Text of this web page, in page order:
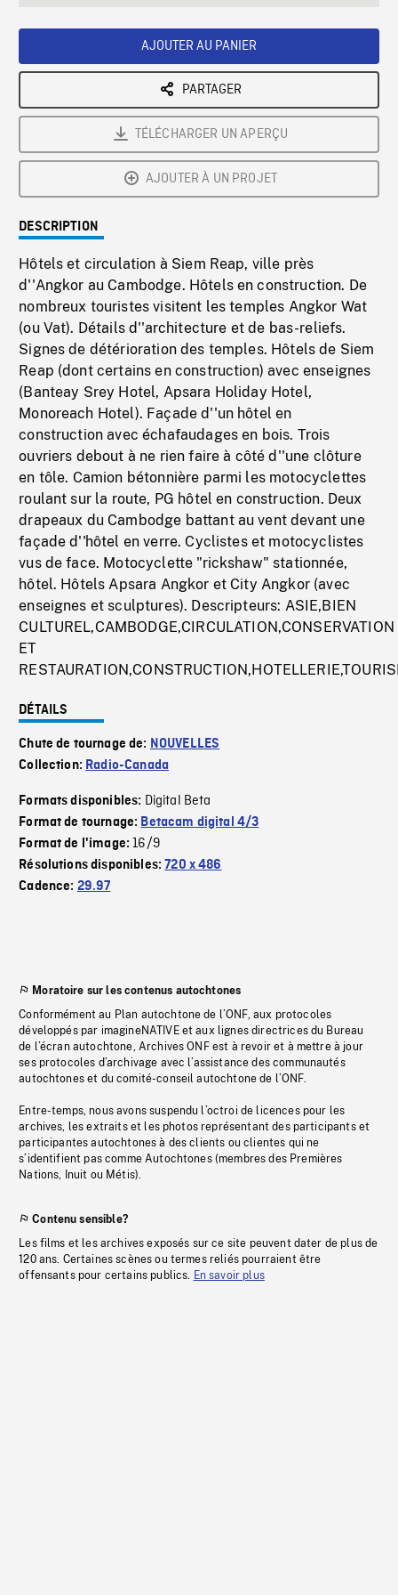
AJOUTER AU PANIER
PARTAGER
TÉLÉCHARGER UN APERÇU
AJOUTER À UN PROJET
DESCRIPTION
Hôtels et circulation à Siem Reap, ville près
d''Angkor au Cambodge. Hôtels en construction. De
nombreux touristes visitent les temples Angkor Wat
(ou Vat). Détails d''architecture et de bas-reliefs.
Signes de détérioration des temples. Hôtels de Siem
Reap (dont certains en construction) avec enseignes
(Banteay Srey Hotel, Apsara Holiday Hotel,
Monoreach Hotel). Façade d''un hôtel en
construction avec échafaudages en bois. Trois
ouvriers debout à ne rien faire à côté d''une clôture
en tôle. Camion bétonnière parmi les motocyclettes
roulant sur la route, PG hôtel en construction. Deux
drapeaux du Cambodge battant au vent devant une
façade d''hôtel en verre. Cyclistes et motocyclistes
vus de face. Motocyclette "rickshaw" stationnée,
hôtel. Hôtels Apsara Angkor et City Angkor (avec
enseignes et sculptures). Descripteurs: ASIE,BIEN
CULTUREL,CAMBODGE,CIRCULATION,CONSERVATION
ET
DÉTAILS
Chute de tournage de: NOUVELLES
Collection: Radio-Canada
Formats disponibles: Digital Beta
Format de tournage: Betacam digital 4/3
Format de l'image:16/9
Résolutions disponibles:720 x 486
Cadence: 29.97
Moratoire sur les contenus autochtones
Conformément au Plan autochtone de l’ONF, aux protocoles
développés par imagineNATIVE et aux lignes directrices du Bureau
de l’écran autochtone, Archives ONF est à revoir et à mettre à jour
ses protocoles d’archivage avec l’assistance des communautés
autochtones et du comité-conseil autochtone de l’ONF.
Entre-temps, nous avons suspendu l’octroi de licences pour les
archives, les extraits et les photos représentant des participants et
participantes autochtones à des clients ou clientes qui ne
s’identifient pas comme Autochtones (membres des Premières
Nations, Inuit ou Métis).
Contenu sensible?
Les films et les archives exposés sur ce site peuvent dater de plus de
120 ans. Certaines scènes ou termes reliés pourraient être
offensants pour certains publics. En savoir plus